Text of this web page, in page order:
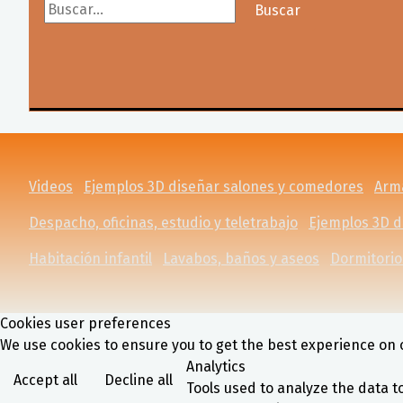
Buscar
Videos Ejemplos 3D diseñar salones y comedores
Despacho, oficinas, estudio y teletrabajo Ejemplos 3D
Habitación infantil Lavabos, baños y aseos
Cookies user preferences
We use cookies to ensure you to get the best experience
Accept all Decline all
Analytics
Tools used to analyze the data